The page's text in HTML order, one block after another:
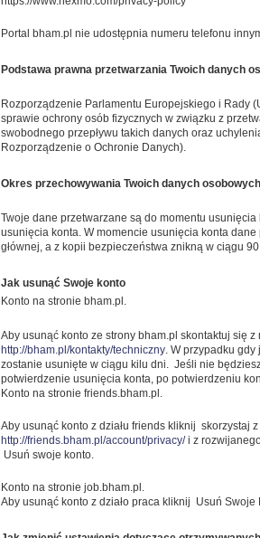
Portal bham.pl nie udostępnia numeru telefonu
Podstawa prawna przetwarzania Twoich danych
Rozporządzenie Parlamentu Europejskiego i Rady
sprawie ochrony osób fizycznych w związku z
swobodnego przepływu takich danych oraz
Rozporządzenie o Ochronie Danych).
Okres przechowywania Twoich danych osobowych
Twoje dane przetwarzane są do momentu
usunięcia konta. W momencie usunięcia konta
głównej, a z kopii bezpieczeństwa znikną w ciągu
Jak usunąć Swoje konto
Konto na stronie bham.pl.
Aby usunąć konto ze strony bham.pl skontaktuj się
http://bham.pl/kontakty/techniczny. W przypadku
zostanie usunięte w ciągu kilu dni. Jeśli nie
potwierdzenie usunięcia konta, po potwierdzeniu
Konto na stronie friends.bham.pl.
Aby usunąć konto z działu friends kliknij skorzystaj
http://friends.bham.pl/account/privacy/i z
Usuń swoje konto.
Konto na stronie job.bham.pl.
Aby usunąć konto z działo praca kliknij Usuń